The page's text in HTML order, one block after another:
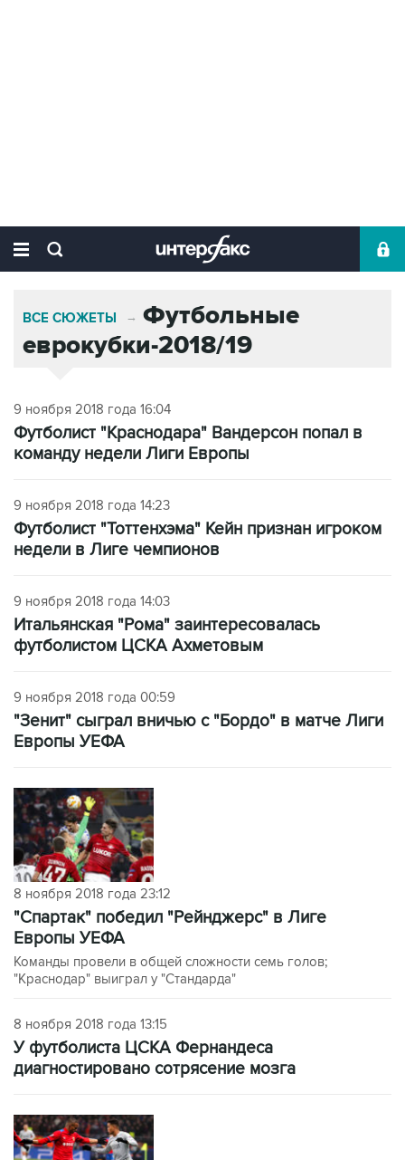
ВСЕ СЮЖЕТЫ → Футбольные
еврокубки-2018/19
9 ноября 2018 года 16:04
Футболист "Краснодара" Вандерсон попал в
команду недели Лиги Европы
9 ноября 2018 года 14:23
Футболист "Тоттенхэма" Кейн признан игроком
недели в Лиге чемпионов
9 ноября 2018 года 14:03
Итальянская "Рома" заинтересовалась
футболистом ЦСКА Ахметовым
9 ноября 2018 года 00:59
"Зенит" сыграл вничью с "Бордо" в матче Лиги
Европы УЕФА
8 ноября 2018 года 23:12
"Спартак" победил "Рейнджерс" в Лиге
Европы УЕФА
Команды провели в общей сложности семь голов;
"Краснодар" выиграл у "Стандарда"
8 ноября 2018 года 13:15
У футболиста ЦСКА Фернандеса
диагностировано сотрясение мозга